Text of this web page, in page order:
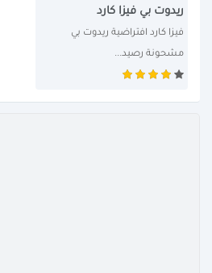
ريدوت بي فيزا كارد
مشحونة رصيد...